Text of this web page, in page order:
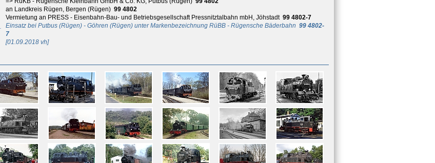
an Landkreis Rügen, Bergen (Rügen) 99 4802
Vermietung an PRESS - Eisenbahn-Bau- und Betriebsgesellschaft Pressnitztalbahn mbH, Jöhstadt 99 4802-7
Einsatz bei Putbus (Rügen) - Göhren (Rügen) unter Markenbezeichnung RüBB - Rügensche Bäderbahn 99 4802-
7
[01.09.2018 vh]